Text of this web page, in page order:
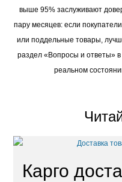
выше 95% заслуживают
пару месяцев: если
или поддельные товары,
раздел «Вопросы и ответы»
реальном
Карго